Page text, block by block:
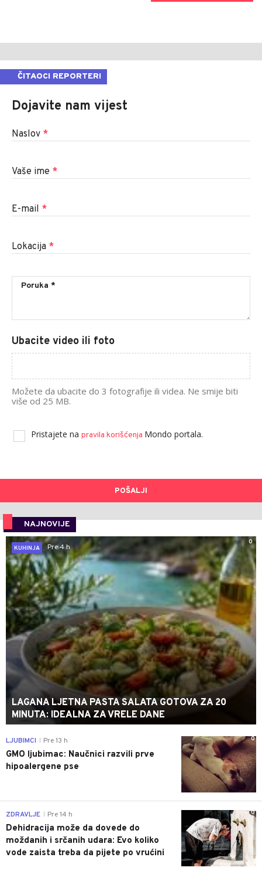
ČITAOCI REPORTERI
Dojavite nam vijest
Naslov *
Vaše ime *
E-mail *
Lokacija *
Ubacite video ili foto
Možete da ubacite do 3 fotografije ili videa. Ne smije biti
više od 25 MB.
Pristajete na pravila korišćenja Mondo portala.
POŠALJI
NAJNOVIJE
0
KUHINJA
Pre 4 h
LAGANA LJETNA PASTA SALATA GOTOVA ZA 20
MINUTA: IDEALNA ZA VRELE DANE
0
LJUBIMCI Pre 13 h
GMO ljubimac: Naučnici razvili prve
hipoalergene pse
0
ZDRAVLJE Pre 14 h
Dehidracija može da dovede do
moždanih i srčanih udara: Evo koliko
vode zaista treba da pijete po vrućini